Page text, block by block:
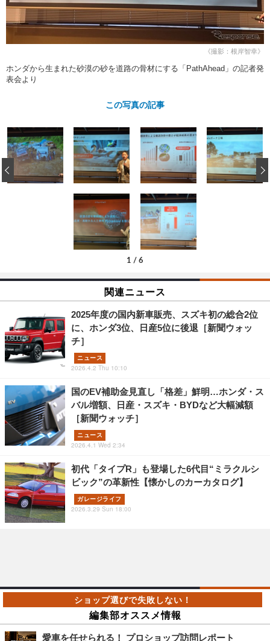
フィルム・ラッピング
ストップ 不具合修理＆粗悪修理
カーメーカー「旧車」関連プロジェ
クト
ショップ紹介
ショップレポート プロショップ検索
カーメーカー「旧車」関連プロジ
ェクト
コラム
イベント
《撮影：根岸智幸》
ホンダから生まれた砂漠の砂を道路の骨材にする「PathAhead」の記者発
表会より
この写真の記事
1 / 6
‹
関連ニュース
2025年度の国内新車販売、スズキ初の総合2位
に、ホンダ3位、日産5位に後退［新聞ウォッ
チ］
ニュース
2026.4.2 Thu 10:10
国のEV補助金見直し「格差」鮮明…ホンダ・ス
バル増額、日産・スズキ・BYDなど大幅減額
［新聞ウォッチ］
ニュース
2026.4.1 Wed 2:34
初代「タイプR」も登場した6代目“ミラクルシ
ビック”の革新性【懐かしのカーカタログ】
ガレージライフ
2026.3.29 Sun 18:00
編集部オススメ情報
愛車を任せられる！ プロショップ訪問レポート